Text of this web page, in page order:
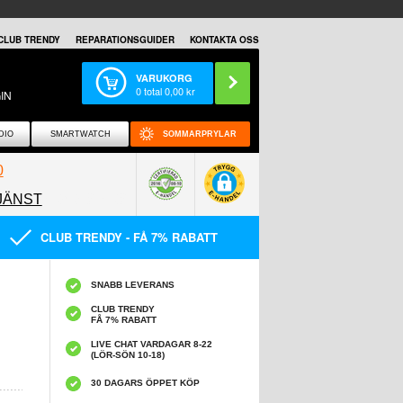
TRENDY REPARATIONSGUIDER KONTAKTA OSS
VARUKORG
0total0,00kr
SMARTWATCH SOMMARPRYLAR
CLUB TRENDY - FÅ 7% RABATT
SNABB LEVERANS
CLUB TRENDY
FÅ 7% RABATT
LIVE CHAT VARDAGAR 8-22
(LÖR-SÖN 10-18)
30 DAGARS ÖPPET KÖP